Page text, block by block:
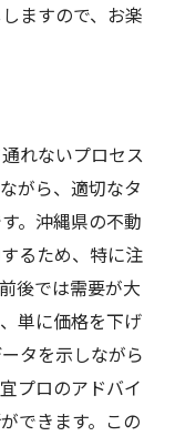
ますので、お楽
れないプロセス
がら、適切なタ
。沖縄県の不動
るため、特に注
後では需要が大
単に価格を下げ
タを示しながら
プロのアドバイ
できます。この